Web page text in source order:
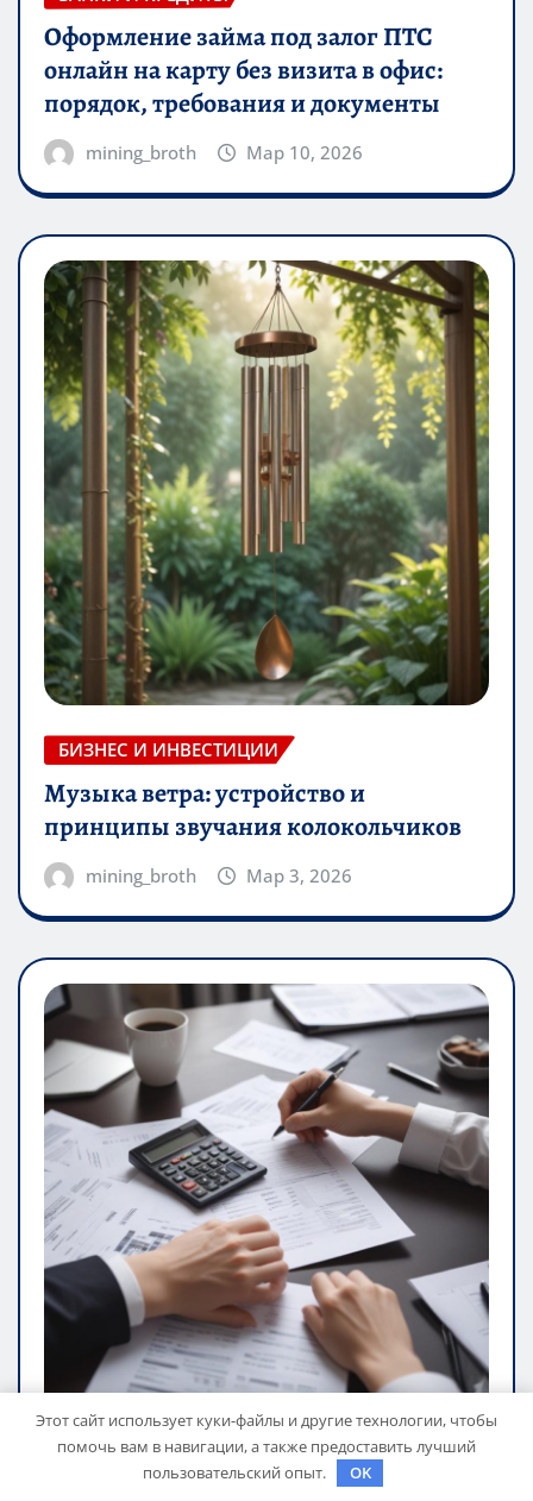
Оформление займа под залог ПТС
онлайн на карту без визита в офис:
порядок, требования и документы
mining_broth Мар 10, 2026
БИЗНЕС И ИНВЕСТИЦИИ
Музыка ветра: устройство и
принципы звучания колокольчиков
mining_broth Мар 3, 2026
БАНКИ И КРЕДИТЫ
Этот сайт использует куки-файлы и другие технологии, чтобы
помочь вам в навигации, а также предоставить лучший
пользовательский опыт.
OK